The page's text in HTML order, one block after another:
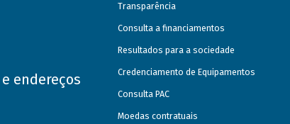
endereços
Transparência
Consulta a financiamentos
Resultados para a sociedade
Credenciamento de Equipamentos
Consulta PAC
Moedas contratuais